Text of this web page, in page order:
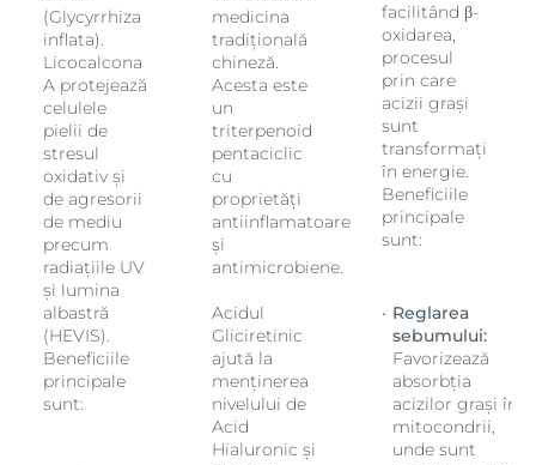
(Glycyrrhiza
inflata).
Licocalcona
A protejează
celulele
pielii de
stresul
oxidativ și
de agresorii
de mediu
precum
radiațiile UV
și lumina
albastră
(HEVIS).
Beneficiile
principale
sunt:
medicina
tradițională
chineză.
Acesta este
un
triterpenoid
pentaciclic
cu
proprietăți
antiinflamatoare
și
antimicrobiene.
Acidul
Gliciretinic
ajută la
menținerea
nivelului de
Acid
Hialuronic și
facilitând β-
oxidarea,
procesul
prin care
acizii grași
sunt
transformați
în energie.
Beneficiile
principale
sunt:
Reglarea
sebumului:
Favorizează
absorbția
acizilor grași în
mitocondrii,
unde sunt